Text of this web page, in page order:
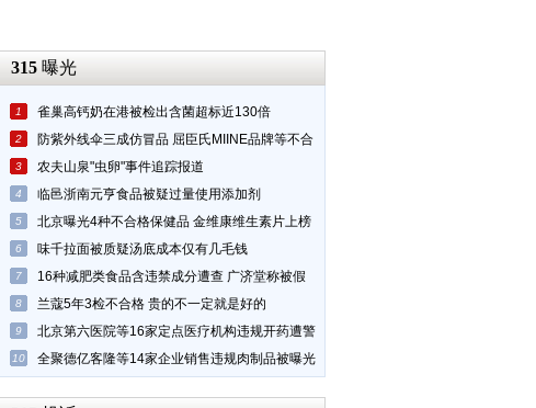
315 曝光
1 雀巢高钙奶在港被检出含菌超标近130倍
2 防紫外线伞三成仿冒品 屈臣氏MIINE品牌等不合
3 农夫山泉"虫卵"事件追踪报道
4 临邑浙南元亨食品被疑过量使用添加剂
5 北京曝光4种不合格保健品 金维康维生素片上榜
6 味千拉面被质疑汤底成本仅有几毛钱
7 16种减肥类食品含违禁成分遭查 广济堂称被假
8 兰蔻5年3检不合格 贵的不一定就是好的
9 北京第六医院等16家定点医疗机构违规开药遭警
10 全聚德亿客隆等14家企业销售违规肉制品被曝光